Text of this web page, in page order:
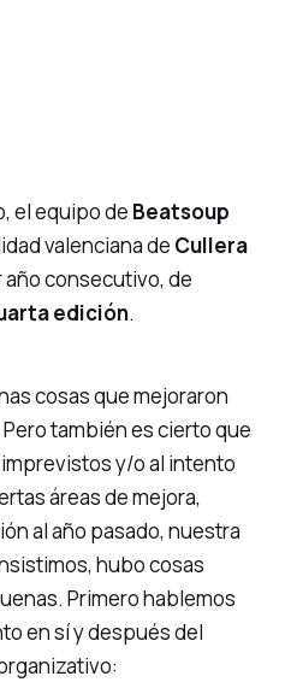
el equipo de Beatsoup
valenciana de Cullera
consecutivo, de
edición.
cosas que mejoraron
también es cierto que
y/o al intento
áreas de mejora,
al año pasado, nuestra
hubo cosas
Primero hablemos
en sí y después del